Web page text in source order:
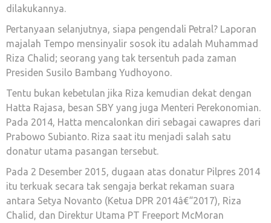
dilakukannya.
Pertanyaan selanjutnya, siapa pengendali Petral? Laporan
majalah Tempo mensinyalir sosok itu adalah Muhammad
Riza Chalid; seorang yang tak tersentuh pada zaman
Presiden Susilo Bambang Yudhoyono.
Tentu bukan kebetulan jika Riza kemudian dekat dengan
Hatta Rajasa, besan SBY yang juga Menteri Perekonomian.
Pada 2014, Hatta mencalonkan diri sebagai cawapres dari
Prabowo Subianto. Riza saat itu menjadi salah satu
donatur utama pasangan tersebut.
Pada 2 Desember 2015, dugaan atas donatur Pilpres 2014
itu terkuak secara tak sengaja berkat rekaman suara
antara Setya Novanto (Ketua DPR 2014â€“2017), Riza
Chalid, dan Direktur Utama PT Freeport McMoran